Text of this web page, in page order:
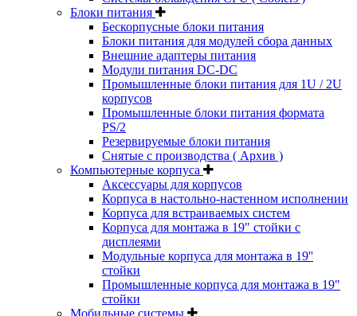
Блоки питания
Бескорпусные блоки питания
Блоки питания для модулей сбора данных
Внешние адаптеры питания
Модули питания DC-DC
Промышленные блоки питания для 1U / 2U
корпусов
Промышленные блоки питания формата
PS/2
Резервируемые блоки питания
Снятые с производства ( Архив )
Компьютерные корпуса
Аксессуары для корпусов
Корпуса в настольно-настенном исполнении
Корпуса для встраиваемых систем
Корпуса для монтажа в 19" стойки с
дисплеями
Модульные корпуса для монтажа в 19''
стойки
Промышленные корпуса для монтажа в 19"
стойки
Мобильные системы